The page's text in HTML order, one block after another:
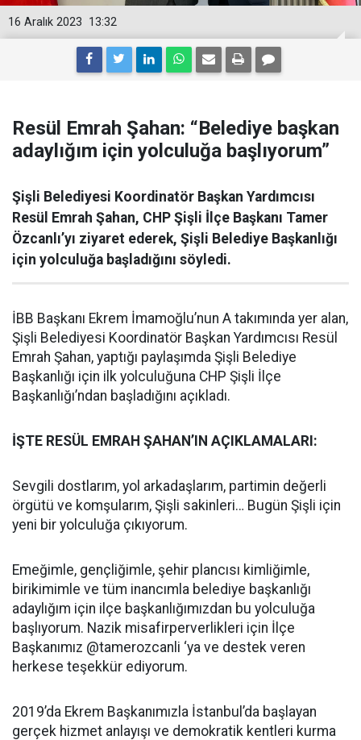
13:32
16 Aralık 2023
Resül Emrah Şahan: “Belediye başkan
adaylığım için yolculuğa başlıyorum”
Şişli Belediyesi Koordinatör Başkan Yardımcısı
Resül Emrah Şahan, CHP Şişli İlçe Başkanı Tamer
Özcanlı’yı ziyaret ederek, Şişli Belediye Başkanlığı
için yolculuğa başladığını söyledi.
İBB Başkanı Ekrem İmamoğlu’nun A takımında yer alan,
Şişli Belediyesi Koordinatör Başkan Yardımcısı Resül
Emrah Şahan, yaptığı paylaşımda Şişli Belediye
Başkanlığı için ilk yolculuğuna CHP Şişli İlçe
Başkanlığı’ndan başladığını açıkladı.
İŞTE RESÜL EMRAH ŞAHAN’IN AÇIKLAMALARI:
Sevgili dostlarım, yol arkadaşlarım, partimin değerli
örgütü ve komşularım, Şişli sakinleri… Bugün Şişli için
yeni bir yolculuğa çıkıyorum.
Emeğimle, gençliğimle, şehir plancısı kimliğimle,
birikimimle ve tüm inancımla belediye başkanlığı
adaylığım için ilçe başkanlığımızdan bu yolculuğa
başlıyorum. Nazik misafirperverlikleri için İlçe
Başkanımız @tamerozcanli ‘ya ve destek veren
herkese teşekkür ediyorum.
2019’da Ekrem Başkanımızla İstanbul’da başlayan
gerçek hizmet anlayışı ve demokratik kentleri kurma